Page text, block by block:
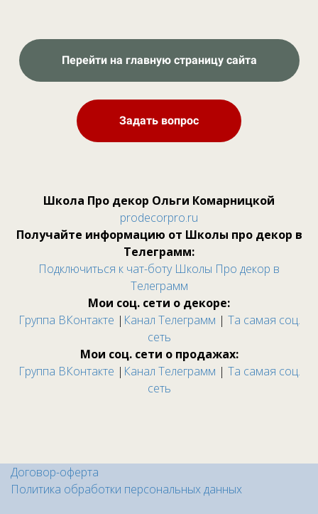
Перейти на главную страницу сайта
Задать вопрос
Школа Про декор Ольги Комарницкой
prodecorpro.ru
Получайте информацию от Школы про декор в
Телеграмм:
Подключиться к чат-боту Школы Про декор в
Телеграмм
Мои соц. сети о декоре:
Группа ВКонтакте | Канал Телеграмм | Та самая соц.
сеть
Мои соц. сети о продажах:
Группа ВКонтакте | Канал Телеграмм | Та самая соц.
сеть
Договор-оферта
Политика обработки персональных данных